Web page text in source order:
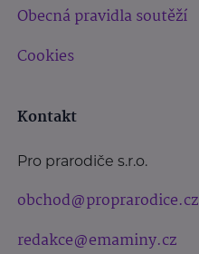
Obecná pravidla soutěží
Cookies
Kontakt
Pro prarodiče s.r.o.
obchod@proprarodice.cz
redakce@emaminy.cz